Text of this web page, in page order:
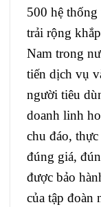
500 hệ
trải rộng
Nam trong
tiến dịch vụ
người tiêu
doanh linh
chu đáo,
đúng giá,
được bảo
của tập đoàn